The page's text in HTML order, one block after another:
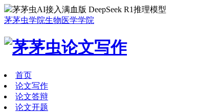
茅茅虫AI接入满血版 DeepSeek R1推理模型
茅茅虫学院生物医学学院
首页
论文写作
论文答辩
论文开题